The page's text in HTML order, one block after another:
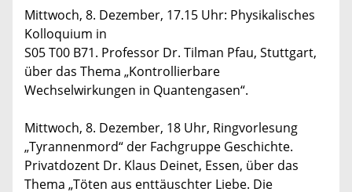
Mittwoch, 8. Dezember, 17.15 Uhr: Physikalisches
Kolloquium in
S05 T00 B71. Professor Dr. Tilman Pfau, Stuttgart,
über das Thema „Kontrollierbare
Wechselwirkungen in Quantengasen“.
Mittwoch, 8. Dezember, 18 Uhr, Ringvorlesung
„Tyrannenmord“ der Fachgruppe Geschichte.
Privatdozent Dr. Klaus Deinet, Essen, über das
Thema „Töten aus enttäuschter Liebe. Die